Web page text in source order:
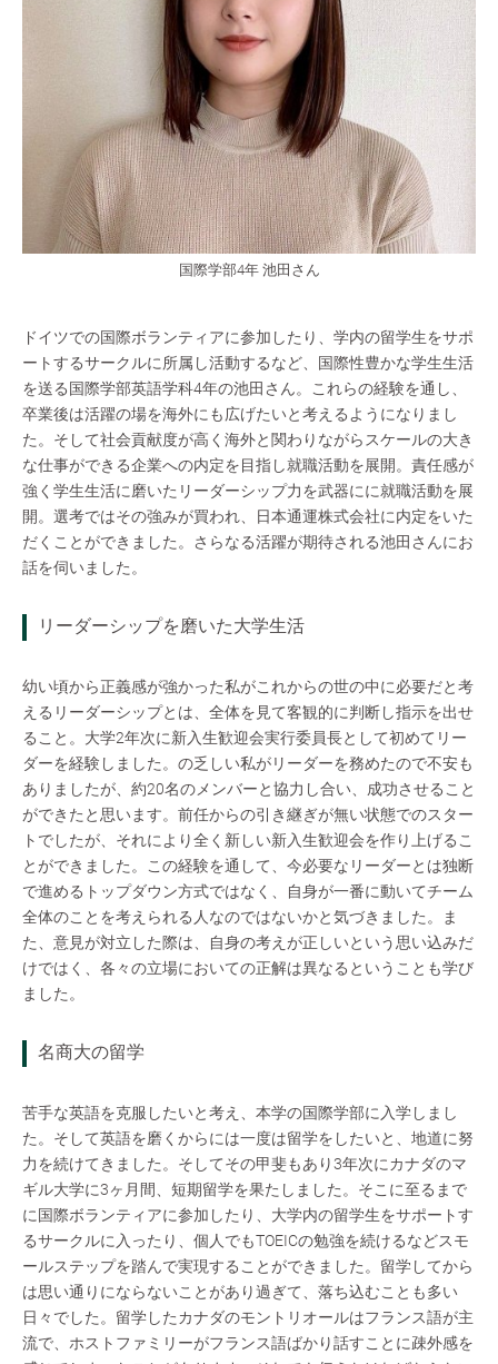
国際学部4年 池田さん
ドイツでの国際ボランティアに参加したり、学内の留学生をサポ
ートするサークルに所属し活動するなど、国際性豊かな学生生活
を送る国際学部英語学科4年の池田さん。これらの経験を通し、
卒業後は活躍の場を海外にも広げたいと考えるようになりまし
た。そして社会貢献度が高く海外と関わりながらスケールの大き
な仕事ができる企業への内定を目指し就職活動を展開。責任感が
強く学生生活に磨いたリーダーシップ力を武器にに就職活動を展
開。選考ではその強みが買われ、日本通運株式会社に内定をいた
だくことができました。さらなる活躍が期待される池田さんにお
話を伺いました。
リーダーシップを磨いた大学生活
幼い頃から正義感が強かった私がこれからの世の中に必要だと考
えるリーダーシップとは、全体を見て客観的に判断し指示を出せ
ること。大学2年次に新入生歓迎会実行委員長として初めてリー
ダーを経験しました。の乏しい私がリーダーを務めたので不安も
ありましたが、約20名のメンバーと協力し合い、成功させること
ができたと思います。前任からの引き継ぎが無い状態でのスター
トでしたが、それにより全く新しい新入生歓迎会を作り上げるこ
とができました。この経験を通して、今必要なリーダーとは独断
で進めるトップダウン方式ではなく、自身が一番に動いてチーム
全体のことを考えられる人なのではないかと気づきました。ま
た、意見が対立した際は、自身の考えが正しいという思い込みだ
けではく、各々の立場においての正解は異なるということも学び
ました。
名商大の留学
苦手な英語を克服したいと考え、本学の国際学部に入学しまし
た。そして英語を磨くからには一度は留学をしたいと、地道に努
力を続けてきました。そしてその甲斐もあり3年次にカナダのマ
ギル大学に3ヶ月間、短期留学を果たしました。そこに至るまで
に国際ボランティアに参加したり、大学内の留学生をサポートす
るサークルに入ったり、個人でもTOEICの勉強を続けるなどスモ
ールステップを踏んで実現することができました。留学してから
は思い通りにならないことがあり過ぎて、落ち込むことも多い
日々でした。留学したカナダのモントリオールはフランス語が主
流で、ホストファミリーがフランス語ばかり話すことに疎外感を